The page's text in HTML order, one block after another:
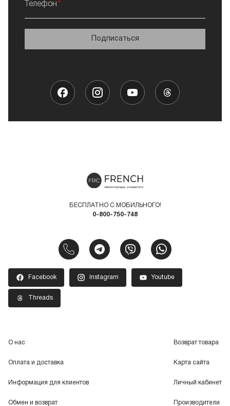
Телефон
Подписаться
БЕСПЛАТНО С МОБИЛЬНОГО!
0-800-750-748
Facebook Instagram Youtube
Threads
О нас
Оплата и доставка
Информация для клиентов
Обмен и возврат
Возврат товара
Карта сайта
Личный кабинет
Производители